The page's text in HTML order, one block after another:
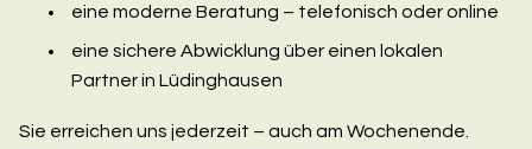
eine moderne Beratung – telefonisch oder online
eine sichere Abwicklung über einen lokalen
Partner in Lüdinghausen
Sie erreichen uns jederzeit – auch am Wochenende.